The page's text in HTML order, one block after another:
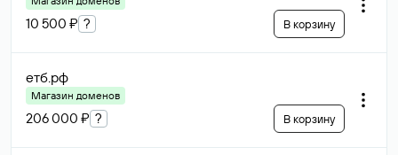
10 500 ₽ ? В корзину
етб.рф
Магазин доменов
206 000 ₽ ? В корзину